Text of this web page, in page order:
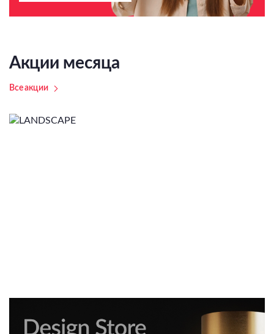
Акции месяца
Все акции